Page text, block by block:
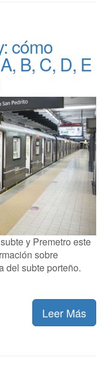
cómo
B, C, D, E
y Premetro este
sobre
del subte porteño.
Leer Más